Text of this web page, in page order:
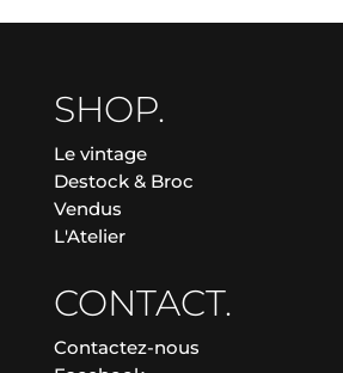
SHOP.
Le vintage
Destock & Broc
Vendus
L'Atelier
CONTACT.
Contactez-nous